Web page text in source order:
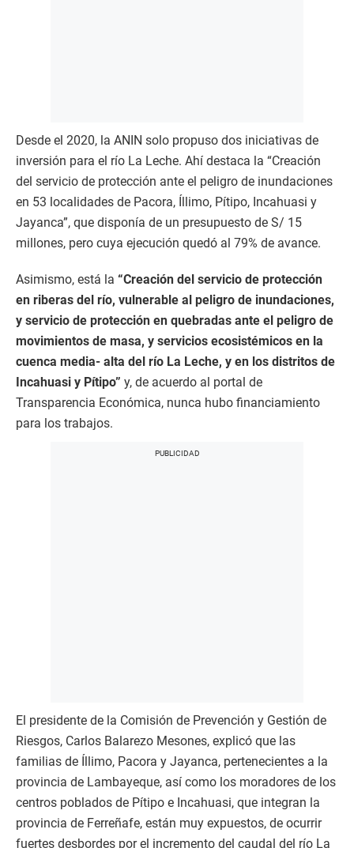
Desde el 2020, la ANIN solo propuso dos iniciativas de
inversión para el río La Leche. Ahí destaca la “Creación
del servicio de protección ante el peligro de inundaciones
en 53 localidades de Pacora, Íllimo, Pítipo, Incahuasi y
Jayanca”, que disponía de un presupuesto de S/ 15
millones, pero cuya ejecución quedó al 79% de avance.
Asimismo, está la “Creación del servicio de protección
en riberas del río, vulnerable al peligro de inundaciones,
y servicio de protección en quebradas ante el peligro de
movimientos de masa, y servicios ecosistémicos en la
cuenca media- alta del río La Leche, y en los distritos de
Incahuasi y Pítipo” y, de acuerdo al portal de
Transparencia Económica, nunca hubo financiamiento
para los trabajos.
El presidente de la Comisión de Prevención y Gestión de
Riesgos, Carlos Balarezo Mesones, explicó que las
familias de Íllimo, Pacora y Jayanca, pertenecientes a la
provincia de Lambayeque, así como los moradores de los
centros poblados de Pítipo e Incahuasi, que integran la
provincia de Ferreñafe, están muy expuestos, de ocurrir
fuertes desbordes por el incremento del caudal del río La